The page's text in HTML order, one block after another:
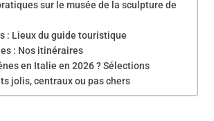
sur le musée de la sculpture de
: Lieux du guide touristique
: Nos itinéraires
en Italie en 2026 ? Sélections
jolis, centraux ou pas chers